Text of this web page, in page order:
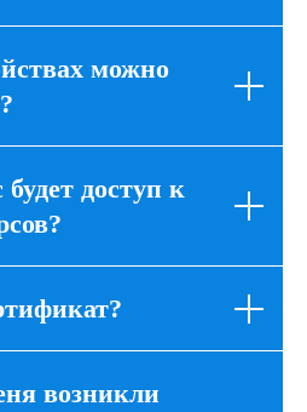
можно
доступ к
возникли